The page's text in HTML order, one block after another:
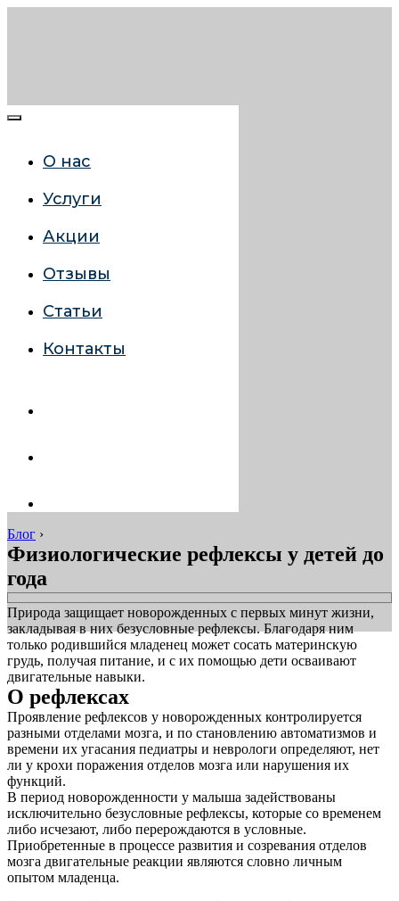
О нас
Услуги
Акции
Отзывы
Статьи
Контакты
Блог ›
Физиологические рефлексы у детей до
года
Природа защищает новорожденных с первых минут жизни,
закладывая в них безусловные рефлексы. Благодаря ним
только родившийся младенец может сосать материнскую
грудь, получая питание, и с их помощью дети осваивают
двигательные навыки.
О рефлексах
Проявление рефлексов у новорожденных контролируется
разными отделами мозга, и по становлению автоматизмов и
времени их угасания педиатры и неврологи определяют, нет
ли у крохи поражения отделов мозга или нарушения их
функций.
В период новорожденности у малыша задействованы
исключительно безусловные рефлексы, которые со временем
либо исчезают, либо перерождаются в условные.
Приобретенные в процессе развития и созревания отделов
мозга двигательные реакции являются словно личным
опытом младенца.